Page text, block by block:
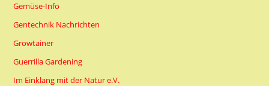
Gemüse-Info
Gentechnik Nachrichten
Growtainer
Guerrilla Gardening
Im Einklang mit der Natur e.V.